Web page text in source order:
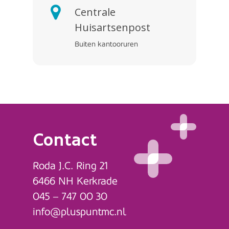
versmalling van de
nagel nodig. Een
versmalling van de
nagel kan op twee
knippen. Later groeit
de nagel dan weer
terug. Als de
ontsteking tot rust is
gekomen, kan
geprobeerd worden
doen omdat de ernst van
het ingroeien meevalt. Als
de nagelrand een beetje
U krijgt dan het advies om
naar een podotherapeut of
medisch pedicure te gaan.
De nagelrand kan wat
worden opgehoogd door
een wattenbolletje of
viltje onder de nagel te
Centrale
Huisartsenpost
Buiten kantooruren
Contact
Roda J.C. Ring 21
6466 NH Kerkrade
045 – 747 00 30
info@pluspuntmc.nl